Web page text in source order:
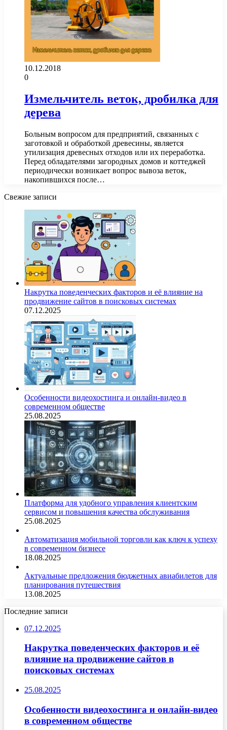
10.12.2018
0
Измельчитель веток, дробилка для
дерева
Больным вопросом для предприятий, связанных с
заготовкой и обработкой древесины, является
утилизация древесных отходов или их переработка.
Перед обладателями загородных домов и коттеджей
периодически возникает вопрос вывоза веток,
накопившихся после…
Свежие записи
Накрутка поведенческих факторов и её влияние на
продвижение сайтов в поисковых системах
07.12.2025
Особенности видеохостинга и онлайн-видео в
современном обществе
25.08.2025
Платформа для удобного управления клиентским
сервисом и повышения качества обслуживания
25.08.2025
Автоматизация мобильной торговли как ключ к успеху
в современном бизнесе
18.08.2025
Актуальные предложения бюджетных авиабилетов для
планирования путешествия
13.08.2025
Последние записи
07.12.2025
Накрутка поведенческих факторов и её
влияние на продвижение сайтов в
поисковых системах
25.08.2025
Особенности видеохостинга и онлайн-видео
в современном обществе